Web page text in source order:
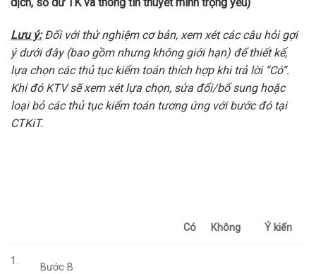
Lưu ý:Đối với thử nghiệm cơ bản, xem xét các câu hỏi gợi
ý dưới đây (bao gồm nhưng không giới hạn) để thiết kế,
lựa chọn các thủ tục kiểm toán thích hợp khi trả lời “Có”.
Khi đó KTV sẽ xem xét lựa chọn, sửa đổi/bổ sung hoặc
loại bỏ các thủ tục kiểm toán tương ứng với bước đó tại
CTKiT.
Có Không Ý kiến
1.
Bước B